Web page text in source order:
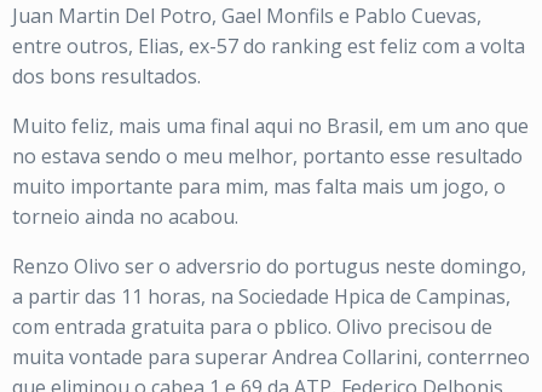
Juan Martin Del Potro, Gael Monfils e Pablo Cuevas,
entre outros, Elias, ex-57 do ranking est feliz com a volta
dos bons resultados.
Muito feliz, mais uma final aqui no Brasil, em um ano que
no estava sendo o meu melhor, portanto esse resultado
muito importante para mim, mas falta mais um jogo, o
torneio ainda no acabou.
Renzo Olivo ser o adversrio do portugus neste domingo,
a partir das 11 horas, na Sociedade Hpica de Campinas,
com entrada gratuita para o pblico. Olivo precisou de
muita vontade para superar Andrea Collarini, conterrneo